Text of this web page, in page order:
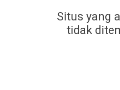
Situs yang
tidak